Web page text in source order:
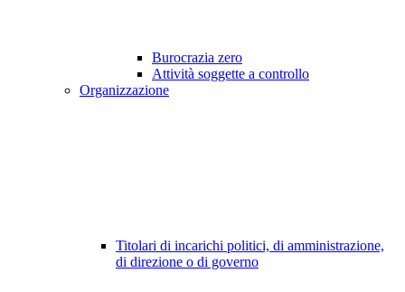
Burocrazia zero
Attività soggette a controllo
Organizzazione
Titolari di incarichi politici, di amministrazione,
di direzione o di governo